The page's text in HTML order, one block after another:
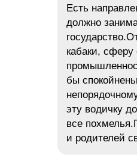
Есть
должно
кабаки,
бы
эту водичку
все
и родителей